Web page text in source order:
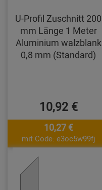
U-Profil Zuschnitt 200
mm Länge 1 Meter
Aluminium walzblank
0,8 mm (Standard)
10,92 €
10,27 €
mit Code: e3oc5w99fj